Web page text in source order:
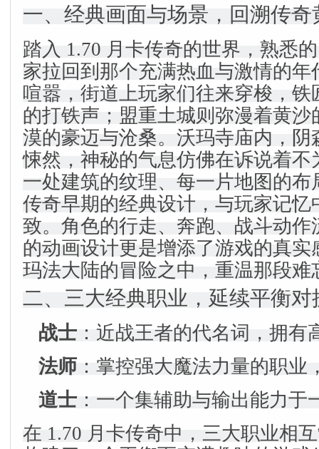
一、经典画面与场景，回溯传奇
踏入 1.70 月卡传奇的世界，熟悉
家拉回到那个充满热血与激情的年
喧嚣，街道上玩家们往来穿梭，铁
的打铁声；盟重土城则弥漫着黄沙
漠的豪迈与沧桑。沃玛寺庙内，阴
悚然，神秘的气息仿佛在诉说着不
一处建筑的纹理、每一片地图的布
传奇早期的经典设计，与玩家记忆
致。角色的行走、奔跑、战斗动作
的动画设计更是增添了游戏的真实
玛法大陆的冒险之中，重温那段难
二、三大经典职业，延续平衡对
战士 ：近战王者的代名词，拥
法师 ：掌控强大魔法力量的职
道士 ：一个集辅助与输出能力
在 1.70 月卡传奇中，三大职业相